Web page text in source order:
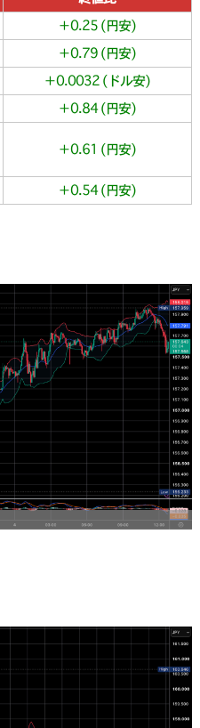
＋0.25 (円安)
＋0.79 (円安)
＋0.0032 (ドル安)
＋0.84 (円安)
＋0.61 (円安)
＋0.54 (円安)